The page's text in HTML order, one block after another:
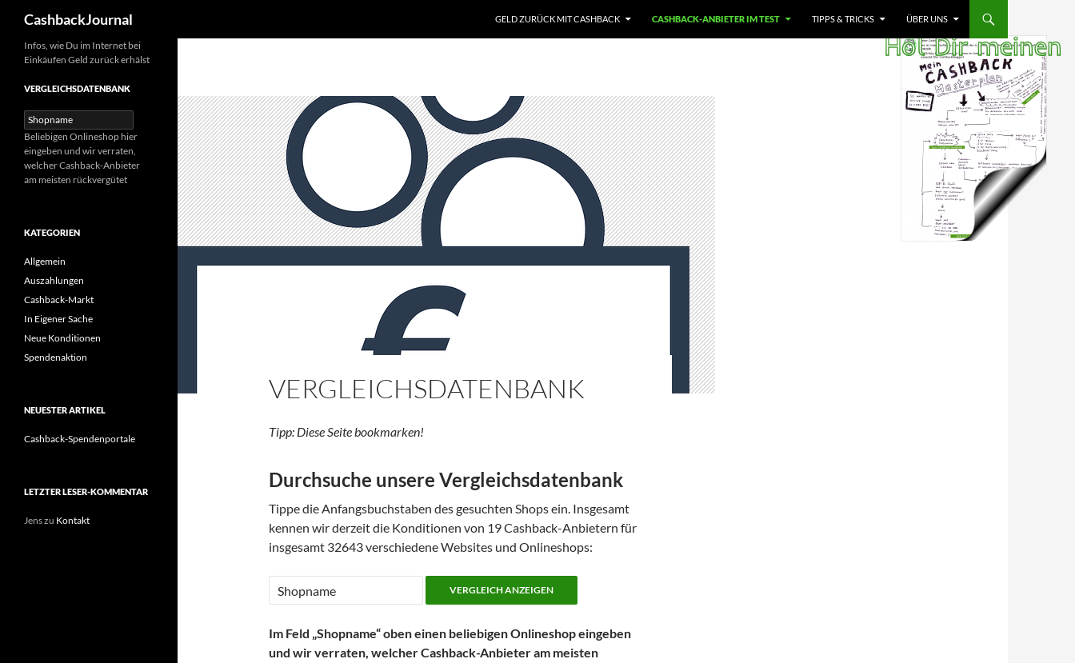
Inhalt
springen
CashbackJournal GELD ZURÜCK MIT CASHBACK CASHBACK-ANBIETER IM TEST TIPPS & TRICKS ÜBER UNS
VERGLEICHSDATENBANK
Tipp: Diese Seite bookmarken!
Durchsuche unsere Vergleichsdatenbank
Tippe die Anfangsbuchstaben des gesuchten Shops ein. Insgesamt
kennen wir derzeit die Konditionen von 19 Cashback-Anbietern für
insgesamt 32643 verschiedene Websites und Onlineshops:
Im Feld „Shopname“ oben einen beliebigen Onlineshop eingeben
und wir verraten, welcher Cashback-Anbieter am meisten
Infos, wie Du im Internet bei
Einkäufen Geld zurück erhälst
VERGLEICHSDATENBANK
Beliebigen Onlineshop hier
eingeben und wir verraten,
welcher Cashback-Anbieter
am meisten rückvergütet
KATEGORIEN
Allgemein
Auszahlungen
Cashback-Markt
In Eigener Sache
Neue Konditionen
Spendenaktion
NEUESTER ARTIKEL
Cashback-Spendenportale
LETZTER LESER-KOMMENTAR
Jenszu Kontakt